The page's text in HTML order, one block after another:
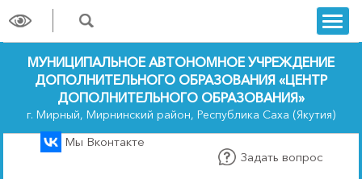
trk
МУНИЦИПАЛЬНОЕ АВТОНОМНОЕ УЧРЕЖДЕНИЕ
ДОПОЛНИТЕЛЬНОГО ОБРАЗОВАНИЯ «ЦЕНТР
ДОПОЛНИТЕЛЬНОГО ОБРАЗОВАНИЯ»
г. Мирный, Мирнинский район, Республика Саха (Якутия)
Мы Вконтакте
Задать вопрос